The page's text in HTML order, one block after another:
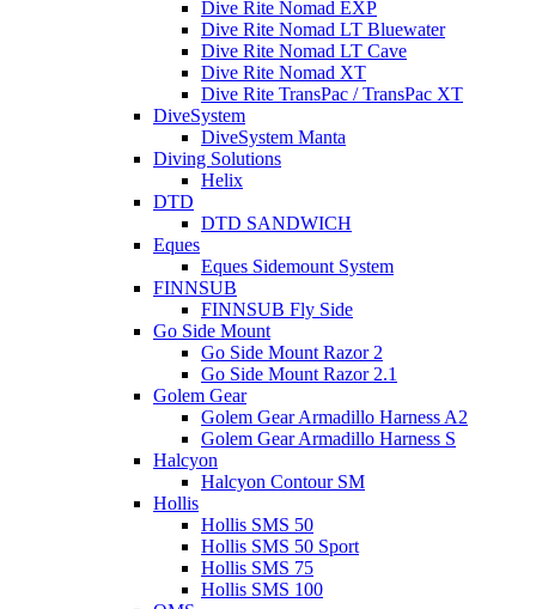
Dive Rite Nomad EXP
Dive Rite Nomad LT Bluewater
Dive Rite Nomad LT Cave
Dive Rite Nomad XT
Dive Rite TransPac / TransPac XT
DiveSystem
DiveSystem Manta
Diving Solutions
Helix
DTD
DTD SANDWICH
Eques
Eques Sidemount System
FINNSUB
FINNSUB Fly Side
Go Side Mount
Go Side Mount Razor 2
Go Side Mount Razor 2.1
Golem Gear
Golem Gear Armadillo Harness A2
Golem Gear Armadillo Harness S
Halcyon
Halcyon Contour SM
Hollis
Hollis SMS 50
Hollis SMS 50 Sport
Hollis SMS 75
Hollis SMS 100